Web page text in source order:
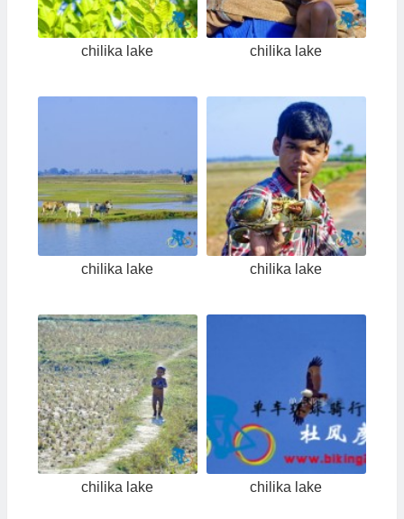
chilika lake chilika lake
chilika lake chilika lake
chilika lake chilika lake